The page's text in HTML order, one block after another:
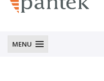
MENU